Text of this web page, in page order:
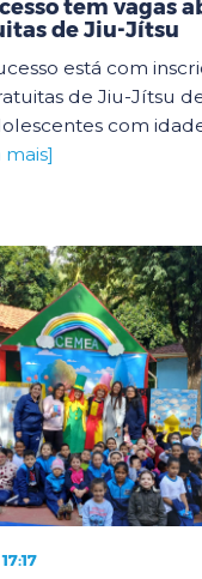
tem vagas
de Jiu-Jítsu
está com
de Jiu-Jítsu
com
mais]